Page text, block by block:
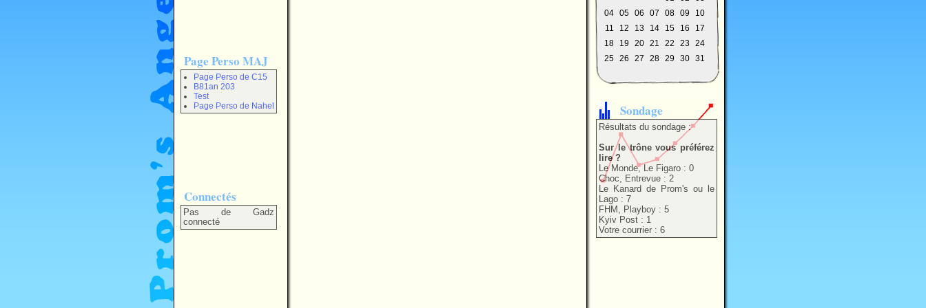
Connectés
Pas de Gadz
connecté
Page Perso MAJ
Page Perso de C15
B81an 203
Test
Page Perso de Nahel
04 05 06 07 08 09
10
11
12 13 14 15 16
17
18
19 20 21 22 23
24
25 26 27 28 29 30 31
Sondage
Résultats du sondage :
Sur le trône vous préférez
lire ?
Le Monde, Le Figaro : 0
Choc, Entrevue : 2
Le Kanard de Prom's ou le
Lago : 7
FHM, Playboy : 5
Kyiv Post : 1
Votre courrier : 6